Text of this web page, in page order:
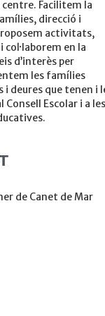
Facilitem la
direcció i
activitats,
coŀlaborem en la
d’interès per
les famílies
i deures que tenen i
Consell Escolar i a les
de Canet de Mar